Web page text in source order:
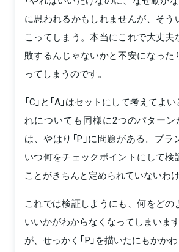
に思われるかもしれませんが、そう
こってしまう。本当にこれで大丈夫
敗するんじゃないかと不安になった
ってしまうのです。
「C」と「A」はセットにして考えてよ
れについても同様に2つのパター
は、やはり「P」に問題がある。プラ
いつ何をチェックポイントにして検
ことがきちんと定められていないわけ
これでは検証しようにも、何をどの
いいかがわからなくなってしまいま
が、せっかく「P」を描いたにもかかわ